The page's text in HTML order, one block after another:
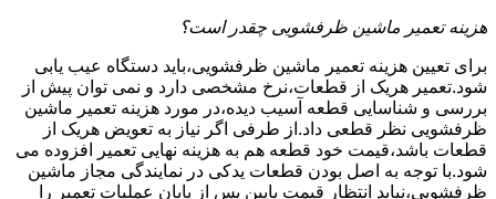
هزینه تعمیر ماشین ظرفشویی چقدر است؟
برای تعیین هزینه تعمیر ماشین ظرفشویی،باید دستگاه عیب یابی
شود.تعمیر هریک از قطعات،نرخ مشخصی دارد و نمی توان پیش از
بررسی و شناسایی قطعه آسیب دیده،در مورد هزینه تعمیر ماشین
ظرفشویی نظر قطعی داد.از طرفی اگر نیاز به تعویض هریک از
قطعات باشد،قیمت خود قطعه هم به هزینه نهایی تعمیر افزوده می
شود.با توجه به اصل بودن قطعات یدکی در نمایندگی مجاز ماشین
ظرفشویی،نباید انتظار قیمت پایین پس از پایان عملیات تعمیر را